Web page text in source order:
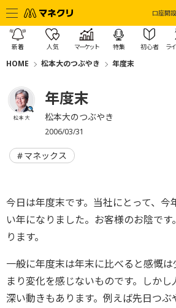
口座開設
新着 人気 マーケット 特集 初心者 ラ
HOME 松本大のつぶやき 年度末
松本 大
年度末
松本大のつぶやき
2006/03/31
マネックス
今日は年度末です。当社にとって、今
い年になりました。お客様のお陰で
ります。
一般に年度末は年末に比べると感慨
まり変化を感じないものです。しか
深い動きもあります。例えば先日つ